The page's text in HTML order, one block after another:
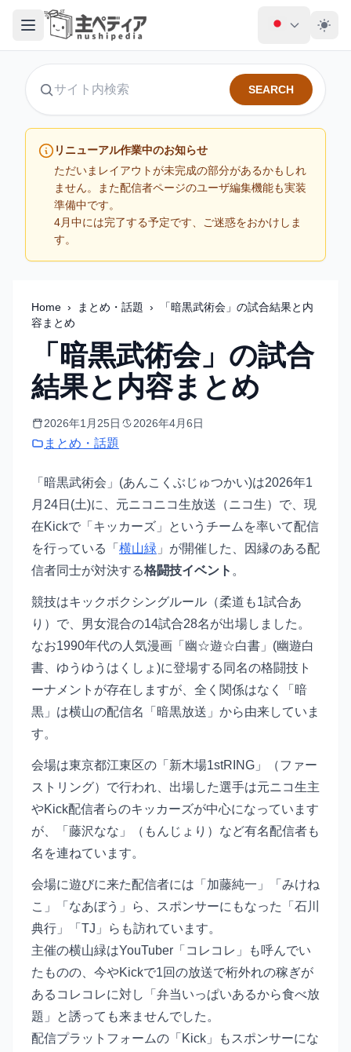
サイト内検索
SEARCH
リニューアル作業中のお知らせ
ただいまレイアウトが未完成の部分があるかもしれ
ません。また配信者ページのユーザ編集機能も実装
準備中です。
4月中には完了する予定です、ご迷惑をおかけしま
す。
Home › まとめ・話題 ›
「暗黒武術会」の試合結果と内
容まとめ
「暗黒武術会」の試合
結果と内容まとめ
2026年1月25日 2026年4月6日
まとめ・話題
「暗黒武術会」(あんこくぶじゅつかい)は2026年1
月24日(土)に、元ニコニコ生放送（ニコ生）で、現
在Kickで「キッカーズ」というチームを率いて配信
を行っている「 横山緑 」が開催した、因縁のある配
信者同士が対決する格闘技イベント 。
競技はキックボクシングルール（柔道も1試合あ
り）で、男女混合の14試合28名が出場しました。
なお1990年代の人気漫画「幽☆遊☆白書」(幽遊白
書、ゆうゆうはくしょ)に登場する同名の格闘技ト
ーナメントが存在しますが、全く関係はなく「暗
黒」は横山の配信名「暗黒放送」から由来していま
す。
会場は東京都江東区の「新木場1stRING」（ファー
ストリング）で行われ、出場した選手は元ニコ生主
やKick配信者らのキッカーズが中心になっています
が、「藤沢なな」（もんじょり）など有名配信者も
名を連ねています。
会場に遊びに来た配信者には「加藤純一」「みけね
こ」「なあぼう」ら、スポンサーにもなった「石川
典行」「TJ」らも訪れています。
主催の横山緑はYouTuber「コレコレ」も呼んでい
たものの、今やKickで1回の放送で桁外れの稼ぎが
あるコレコレに対し「弁当いっぱいあるから食べ放
題」と誘っても来ませんでした。
配信プラットフォームの「Kick」もスポンサーにな